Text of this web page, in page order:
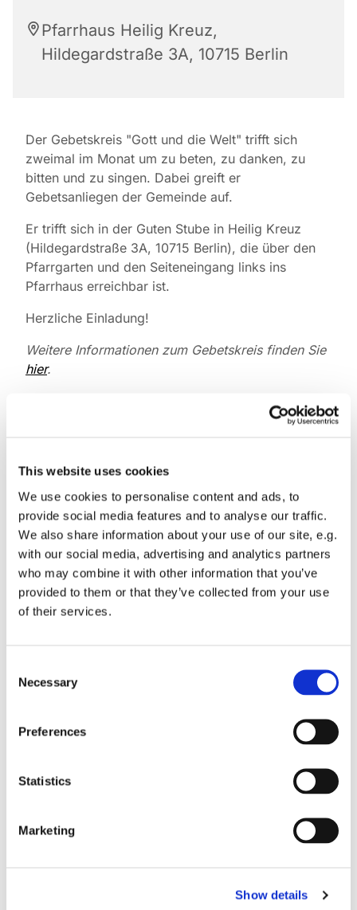
This website uses cookies
We use cookies to personalise content and ads, to
provide social media features and to analyse our traffic.
We also share information about your use of our site, e.g.
with our social media, advertising and analytics partners
who may combine it with other information that you’ve
provided to them or that they’ve collected from your use
of their services.
Selection
Necessary
Preferences
Statistics
Marketing
Show details
Pfarrhaus Heilig Kreuz,
Hildegardstraße 3A, 10715 Berlin
Der Gebetskreis "Gott und die Welt" trifft sich
zweimal im Monat um zu beten, zu danken, zu
bitten und zu singen. Dabei greift er
Gebetsanliegen der Gemeinde auf.
Er trifft sich in der Guten Stube in Heilig Kreuz
(Hildegardstraße 3A, 10715 Berlin), die über den
Pfarrgarten und den Seiteneingang links ins
Pfarrhaus erreichbar ist.
Herzliche Einladung!
Weitere Informationen zum Gebetskreis finden Sie
hier.
Dies könnte Sie auch